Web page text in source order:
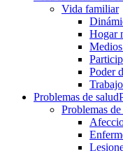
Vida familiar
Hogar
Poder
Problemas de salud
Problemas de